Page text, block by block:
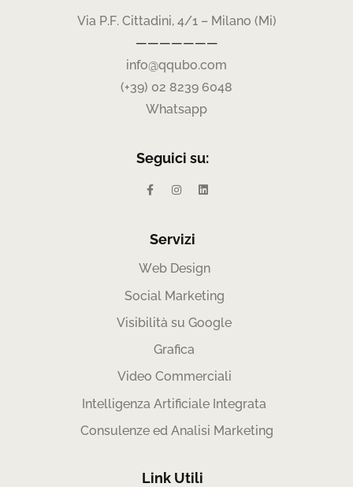
Via P.F. Cittadini, 4/1 – Milano (Mi)
———————
info@qqubo.com
(+39) 02 8239 6048
Whatsapp
Seguici su:
Servizi
Web Design
Social Marketing
Visibilità su Google
Grafica
Video Commerciali
Intelligenza Artificiale Integrata
Consulenze ed Analisi Marketing
Link Utili